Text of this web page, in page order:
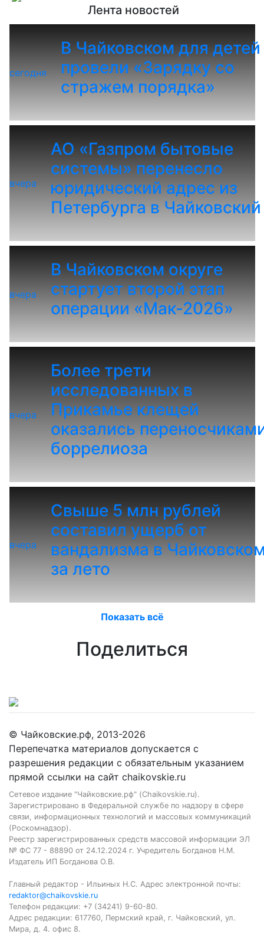
Лента новостей
сегодня
В Чайковском для детей
провели «Зарядку со
стражем порядка»
вчера
АО «Газпром бытовые
системы» перенесло
юридический адрес из
Петербурга в Чайковский
вчера
В Чайковском округе
стартует второй этап
операции «Мак-2026»
вчера
Более трети
исследованных в
Прикамье клещей
оказались
боррелиоза
вчера
Свыше 5 млн рублей
составил ущерб от
вандализма в
за лето
Показать всё
Поделиться
© Чайковские.рф, 2013-2026
Перепечатка материалов допускается с
разрешения редакции с обязательным указанием
прямой ссылки на сайт chaikovskie.ru
Сетевое издание "Чайковские.рф" (Chaikovskie.ru).
Зарегистрировано в Федеральной службе по надзору в сфере
связи, информационных технологий и массовых коммуникаций
(Роскомнадзор).
Реестр зарегистрированных средств массовой информации ЭЛ
№ ФС 77 - 88890 от 24.12.2024 г. Учредитель Богданов Н.М.
Издатель ИП Богданова О.В.
Главный редактор - Ильиных Н.С. Адрес электронной почты:
redaktor@chaikovskie.ru
Телефон редакции: +7 (34241) 9-60-80.
Адрес редакции: 617760, Пермский край, г. Чайковский, ул.
Мира, д. 4. офис 8.